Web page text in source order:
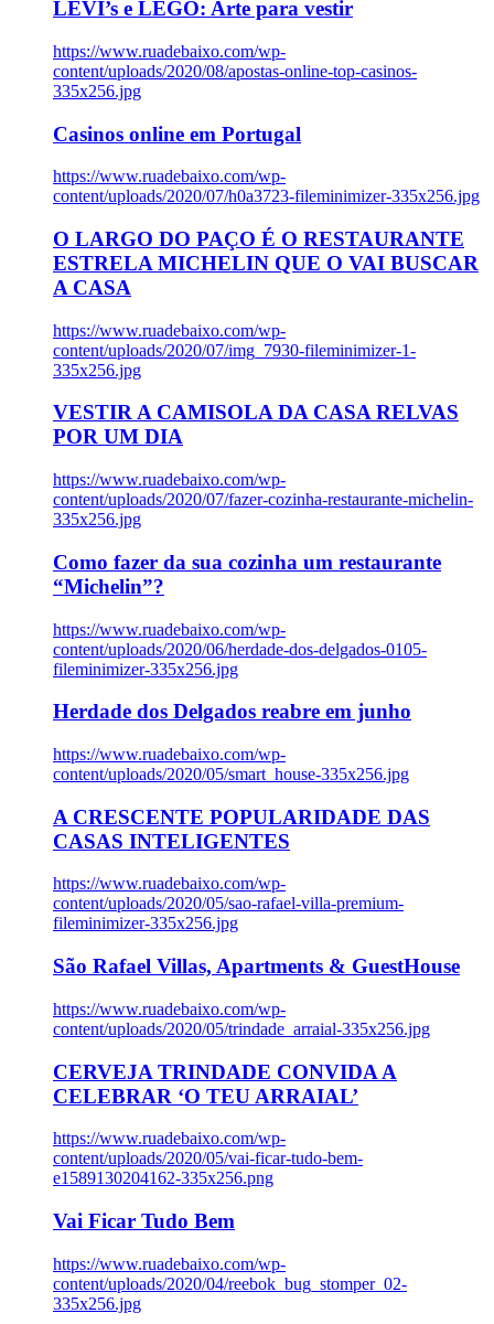
LEVI’s e LEGO: Arte para vestir
https://www.ruadebaixo.com/wp-
content/uploads/2020/08/apostas-online-top-casinos-
335x256.jpg
Casinos online em Portugal
https://www.ruadebaixo.com/wp-
content/uploads/2020/07/h0a3723-fileminimizer-335x256.jpg
O LARGO DO PAÇO É O RESTAURANTE
ESTRELA MICHELIN QUE O VAI BUSCAR
A CASA
https://www.ruadebaixo.com/wp-
content/uploads/2020/07/img_7930-fileminimizer-1-
335x256.jpg
VESTIR A CAMISOLA DA CASA RELVAS
POR UM DIA
https://www.ruadebaixo.com/wp-
content/uploads/2020/07/fazer-cozinha-restaurante-michelin-
335x256.jpg
Como fazer da sua cozinha um restaurante
“Michelin”?
https://www.ruadebaixo.com/wp-
content/uploads/2020/06/herdade-dos-delgados-0105-
fileminimizer-335x256.jpg
Herdade dos Delgados reabre em junho
https://www.ruadebaixo.com/wp-
content/uploads/2020/05/smart_house-335x256.jpg
A CRESCENTE POPULARIDADE DAS
CASAS INTELIGENTES
https://www.ruadebaixo.com/wp-
content/uploads/2020/05/sao-rafael-villa-premium-
fileminimizer-335x256.jpg
São Rafael Villas, Apartments & GuestHouse
https://www.ruadebaixo.com/wp-
content/uploads/2020/05/trindade_arraial-335x256.jpg
CERVEJA TRINDADE CONVIDA A
CELEBRAR ‘O TEU ARRAIAL’
https://www.ruadebaixo.com/wp-
content/uploads/2020/05/vai-ficar-tudo-bem-
e1589130204162-335x256.png
Vai Ficar Tudo Bem
https://www.ruadebaixo.com/wp-
content/uploads/2020/04/reebok_bug_stomper_02-
335x256.jpg